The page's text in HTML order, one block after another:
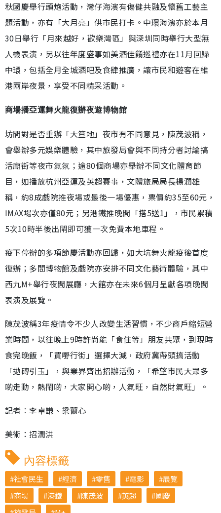
秋國慶舉行頭炮活動，灣仔海濱有傷健共融及懷舊工藝主
題活動，亦有「大月亮」供市民打卡。中環海濱亦於本月
30日舉行「月來越好，歡樂灣區」與深圳同時舉行大型無
人機表演，另以往年度盛事如美酒佳餚巡禮亦在11月回歸
中環，包括全月全城酒吧及食肆推廣，讓市民和遊客在維
港兩岸夜景，享受不同精采活動。
商場播亞運舞火龍復辦夜遊博物館
坊間對是否重辦「大笪地」夜市有不同意見，陳茂波稱，
會舉辦多元娛樂體驗，其中旅發局會與不同持分者討論搞
活廟街等夜市氣氛；逾80個商場亦舉辦不同文化體育節
目，如播放杭州亞運及英超賽事，文體旅局局長楊潤雄
稱，約8成戲院推夜場或最後一場優惠，票價約35至60元，
IMAX場次亦僅80元；另港鐵推晚間「搭5送1」，市民累積
5次10時半後出閘即可獲一次免費本地車程。
疫下停辦的多項節慶活動亦回歸，如大坑舞火龍疫後首度
復辦；多間博物館及戲院亦安排不同文化藝術體驗，其中
西九M+舉行夜間展廳，大館亦在未來6個月呈獻各項晚間
表演及展覽。
陳茂波稱3年疫情令不少人改變生活習慣，不少商戶縮短營
業時間，以往晚上9時許尚能「食住等」朋友共聚，到現時
食完晚飯，「買嘢行街」選擇大減，政府冀帶頭搞活動
「拋磚引玉」，與業界齊出招辦活動，「希望市民大眾多
啲走動，熱鬧啲，大家開心啲，人氣旺，自然財氣旺」。
記者︰李卓謙、梁薾心
美術：招潤洪
內容標籤
社會民生 經濟 零售 電影
展覽
商場
港鐵 陳茂波 英超
國慶